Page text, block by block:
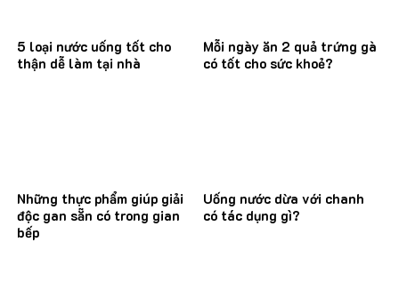
5 loại nước uống tốt cho
thận dễ làm tại nhà
Mỗi ngày ăn 2 quả trứng gà
có tốt cho sức khoẻ?
Những thực phẩm giúp giải
độc gan sẵn có trong gian
bếp
Uống nước dừa với chanh
có tác dụng gì?